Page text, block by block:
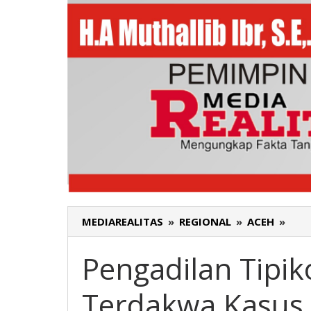
MEDIAREALITAS » REGIONAL » ACEH »
Pengadilan